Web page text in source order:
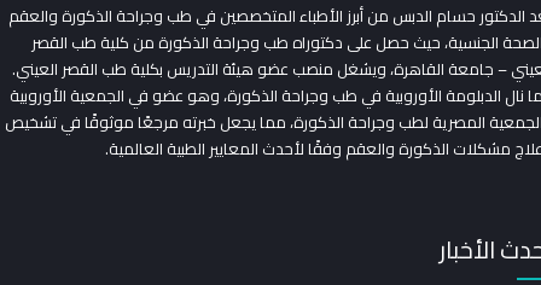
الدكتور حسام الدبس من أبرز الأطباء المتخصصين في طب وجراحة الذكورة والعقم
الجنسية، حيث حصل على دكتوراه طب وجراحة الذكورة من كلية طب القصر
– جامعة القاهرة، ويشغل منصب عضو هيئة التدريس بكلية طب القصر العيني.
نال الدبلومة الأوروبية في طب وجراحة الذكورة، وهو عضو في الجمعية الأوروبية
المصرية لطب وجراحة الذكورة، مما يجعل خبرته مرجعًا موثوقًا في تشخيص
مشكلات الذكورة والعقم وفقًا لأحدث المعايير الطبية العالمية.
الأخبار